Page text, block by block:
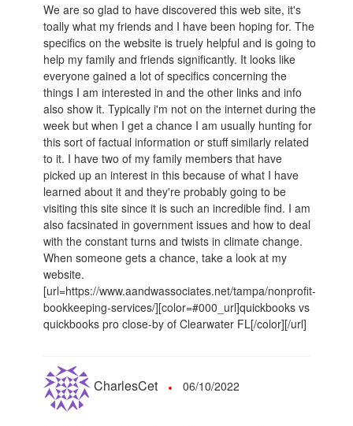
We are so glad to have discovered this web site, it's
toally what my friends and I have been hoping for. The
specifics on the website is truely helpful and is going to
help my family and friends significantly. It looks like
everyone gained a lot of specifics concerning the
things I am interested in and the other links and info
also show it. Typically i'm not on the internet during the
week but when I get a chance I am usually hunting for
this sort of factual information or stuff similarly related
to it. I have two of my family members that have
picked up an interest in this because of what I have
learned about it and they're probably going to be
visiting this site since it is such an incredible find. I am
also facsinated in government issues and how to deal
with the constant turns and twists in climate change.
When someone gets a chance, take a look at my
website.
[url=https://www.aandwassociates.net/tampa/nonprofit-
bookkeeping-services/][color=#000_url]quickbooks vs
quickbooks pro close-by of Clearwater FL[/color][/url]
CharlesCet 06/10/2022